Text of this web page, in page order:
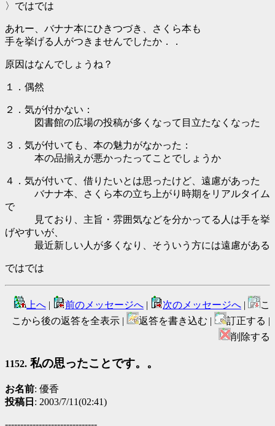
〉ではでは
あれー、バナナ本にひきつづき、さくら本も
手を挙げる人がつきませんでしたか．．
原因はなんでしょうね？
１．偶然
２．気が付かない：
図書館の広場の投稿が多くなって目立たなくなった
３．気が付いても、本の魅力がなかった：
本の品揃えが悪かったってことでしょうか
４．気が付いて、借りたいとは思ったけど、遠慮があった
バナナ本、さくら本の立ち上がり時期をリアルタイム
で
見ており、主旨・雰囲気などを分かってる人は手を挙
げやすいが、
最近新しい人が多くなり、そういう方には遠慮がある
ではでは
上へ | 前のメッセージへ | 次のメッセージへ |
こ
こから後の返答を全表示 |
返答を書き込む |
訂正する |
削除する
1152. 私の思ったことです。。
お名前: 優香
投稿日 : 2003/7/11(02:41)